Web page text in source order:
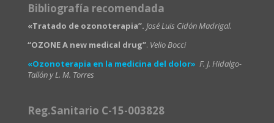
Bibliografía recomendada
«Tratado de ozonoterapia”. José Luis Cidón Madrigal.
“OZONE A new medical drug”. Velio Bocci
«Ozonoterapia en la medicina del dolor» F. J. Hidalgo-
Tallón y L. M. Torres
Reg.Sanitario C-15-003828